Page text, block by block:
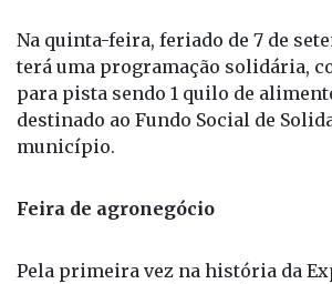
município.
Feira de agronegócio
Pela primeira vez na história da
setembro em uma arena 100%
exposição, bem como para o